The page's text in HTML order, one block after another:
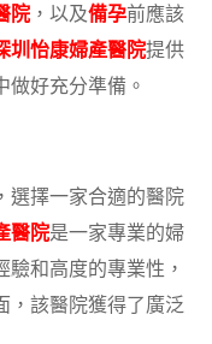
院，以及備孕前應該
圳怡康婦產醫院提供
做好充分準備。
選擇一家合適的醫院
醫院是一家專業的婦
和高度的專業性，
，該醫院獲得了廣泛